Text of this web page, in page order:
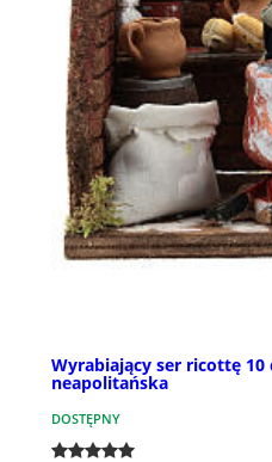
Wyrabiający ser ricottę
neapolitańska
DOSTĘPNY